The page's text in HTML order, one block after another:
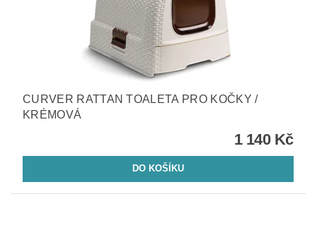
CURVER RATTAN TOALETA PRO KOČKY /
KRÉMOVÁ
1 140 Kč